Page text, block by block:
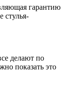
гарантию
стулья-
делают по
показать это